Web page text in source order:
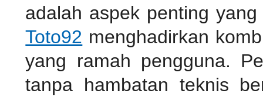
adalah aspek penting
Toto92 menghadirkan
yang ramah pengguna.
tanpa hambatan teknis